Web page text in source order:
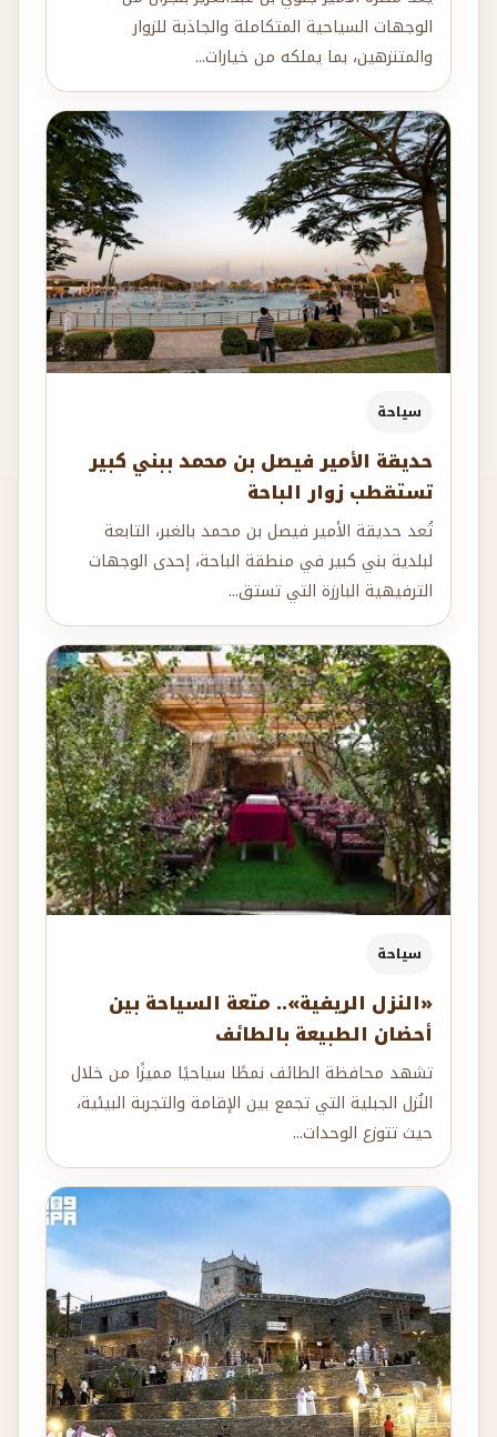
الوجهات السياحية المتكاملة والجاذبة للزوار
والمتنزهين، بما يملكه من خيارات...
سياحة
حديقة الأمير فيصل بن محمد ببني كبير
تستقطب زوار الباحة
تُعد حديقة الأمير فيصل بن محمد بالغبر، التابعة
لبلدية بني كبير في منطقة الباحة، إحدى الوجهات
الترفيهية البارزة التي تستق...
سياحة
«النزل الريفية».. متعة السياحة بين
أحضان الطبيعة بالطائف
تشهد محافظة الطائف نمطًا سياحيًا مميزًا من خلال
النُزل الجبلية التي تجمع بين الإقامة والتجربة البيئية،
حيث تتوزع الوحدات...